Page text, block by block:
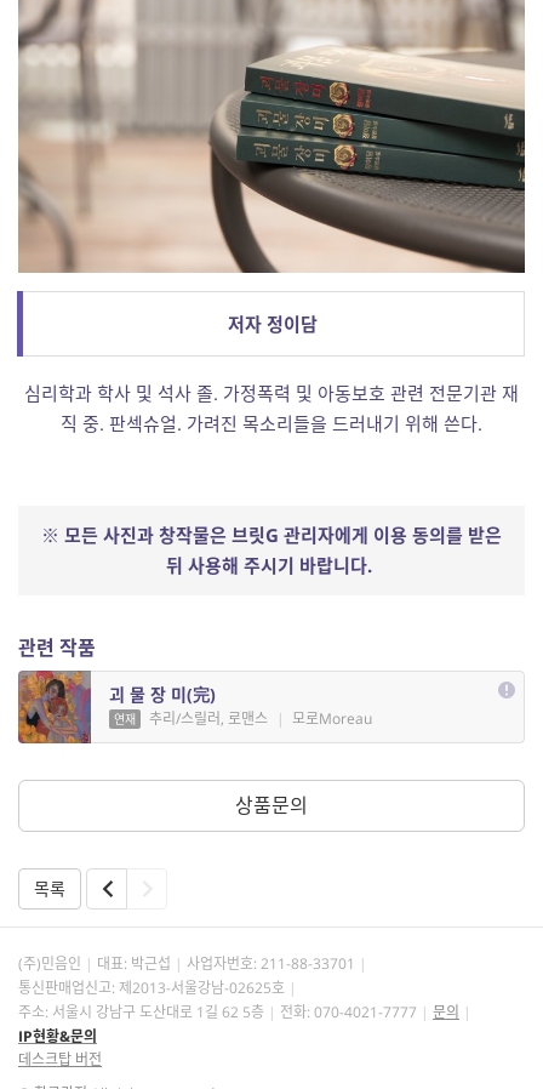
저자 정이담
심리학과 학사 및 석사 졸. 가정폭력 및 아동보호 관련 전문기관 재
직 중. 판섹슈얼. 가려진 목소리들을 드러내기 위해 쓴다.
※ 모든 사진과 창작물은 브릿G 관리자에게 이용 동의를 받은
뒤 사용해 주시기 바랍니다.
관련 작품
괴 물 장 미(完)
연재 추리/스릴러, 로맨스 | 모로Moreau
상품문의
목록
(주)민음인 대표: 박근섭 사업자번호: 211-88-33701
통신판매업신고: 제2013-서울강남-02625호
주소: 서울시 강남구 도산대로 1길 62 5층
전화: 070-4021-7777
문의
IP현황&문의
데스크탑 버전